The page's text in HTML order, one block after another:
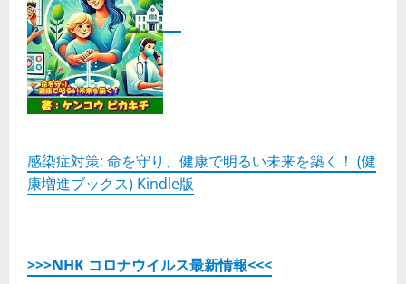
感染症対策: 命を守り、健康で明るい未来を築く！ (健
康増進ブックス) Kindle版
>>>NHK コロナウイルス最新情報<<<